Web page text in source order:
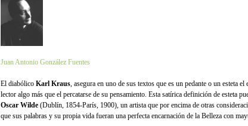
Juan Antonio González Fuentes
El diabólico Karl Kraus, asegura en uno de sus textos que es un pedante o un esteta
lector algo más que el percatarse de su pensamiento. Esta satírica definición de esteta
Oscar Wilde (Dublín, 1854-París, 1900), un artista que por encima de otras
que sus palabras y su propia vida fueran una perfecta encarnación de la Belleza con